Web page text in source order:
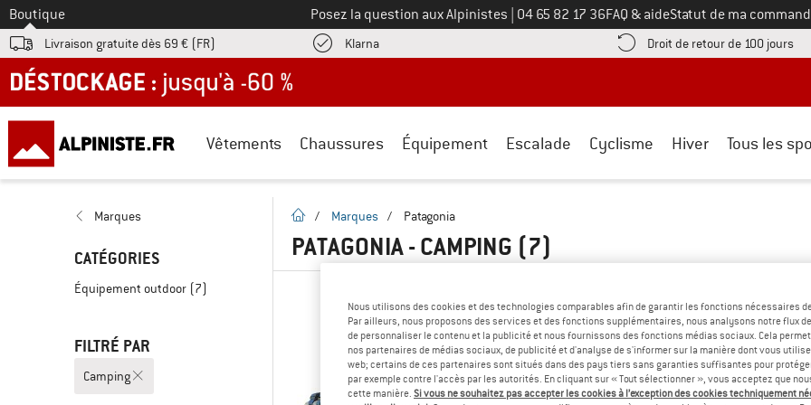
Vers le
Boutique Posez la question aux Alpinistes Appelez-nous au
04 65 82 17 36FAQ & aideStatut de ma
Livraison gratuite dès 69 € (FR) KlarnaTrouve les informations de paiement ici ! Ouvre une boîte d'information
Droit de retour de 100 jours
DÉSTOCKAGE : jusqu'à -60 %
Vêtements Chaussures Équipement Escalade Cyclisme Hiver Tous les
Marques
CATÉGORIES
Équipement outdoor (7)
FILTRÉ PAR
Camping
Page d'accueil
/ Marques / Patagonia
PATAGONIA - CAMPING (7)
Nous utilisons des cookies et des technologies comparables afin de garantir les fonctions nécessaires
Par ailleurs, nous proposons des services et des fonctions supplémentaires, nous analysons notre flux
de personnaliser le contenu et la publicité et nous fournissons des fonctions médias sociaux. Cela
nos partenaires de médias sociaux, de publicité et d'analyse de s'informer sur la manière dont vous
web; certains de ces partenaires sont situés dans des pays tiers sans garanties suffisantes pour
par exemple contre l'accès par les autorités. En cliquant sur « Tout sélectionner », vous acceptez que
cette manière. Si vous ne souhaitez pas accepter les cookies à l’exception des cookies techniquement